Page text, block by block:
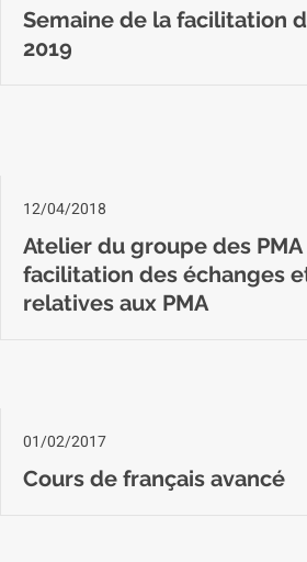
Semaine de la facilitation
2019
12/04/2018
Atelier du groupe des
facilitation des échanges
relatives aux PMA
01/02/2017
Cours de français avancé